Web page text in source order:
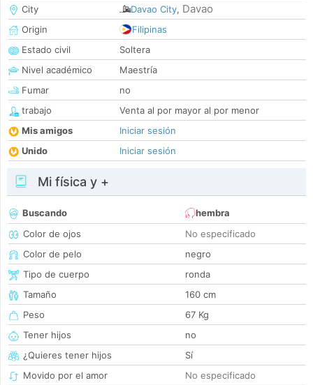
City
Davao City, Davao
Origin
Filipinas
Estado civil
Soltera
Nivel académico
Maestría
Fumar
no
trabajo
Venta al por mayor al por menor
Mis amigos
Iniciar sesión
Unido
Iniciar sesión
Mi física y +
Buscando
hembra
Color de ojos
No especificado
Color de pelo
negro
Tipo de cuerpo
ronda
Tamaño
160 cm
Peso
67 Kg
Tener hijos
no
¿Quieres tener hijos
Sí
Movido por el amor
No especificado